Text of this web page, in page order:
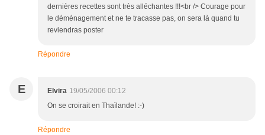
dernières recettes sont très alléchantes !!!<br /> Courage pour
le déménagement et ne te tracasse pas, on sera là quand tu
reviendras poster
Répondre
E Elvira 19/05/2006 00:12
On se croirait en Thaïlande! :-)
Répondre